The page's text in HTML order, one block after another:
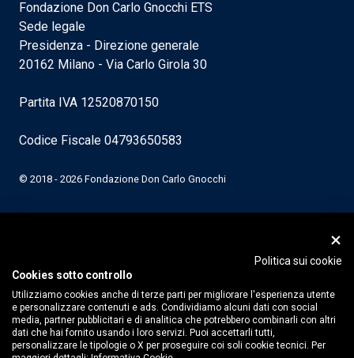
Fondazione Don Carlo Gnocchi ETS
Sede legale
Presidenza - Direzione generale
20162 Milano - Via Carlo Girola 30
Partita IVA 12520870150
Codice Fiscale 04793650583
© 2018 - 2026 Fondazione Don Carlo Gnocchi
Politica sui cookie
Cookies sotto controllo
Utilizziamo cookies anche di terze parti per migliorare l'esperienza utente
e personalizzare contenuti e ads. Condividiamo alcuni dati con social
media, partner pubblicitari e di analitica che potrebbero combinarli con altri
dati che hai fornito usando i loro servizi. Puoi accettarli tutti,
personalizzare le tipologie o X per proseguire coi soli cookie tecnici. Per